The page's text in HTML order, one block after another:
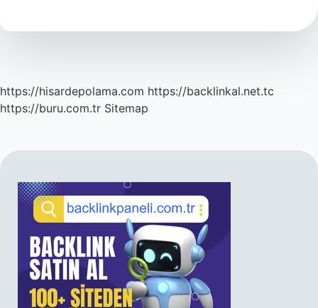
Madde
https://hisardepolama.com https://backlinkal.net.tc
https://buru.com.tr Sitemap
SIDEBAR